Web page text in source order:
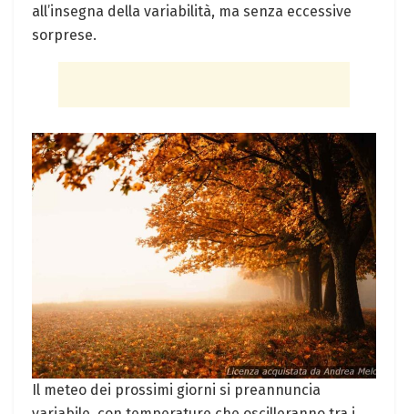
all’insegna della variabilità, ma senza eccessive
sorprese.
Il meteo dei prossimi giorni si preannuncia